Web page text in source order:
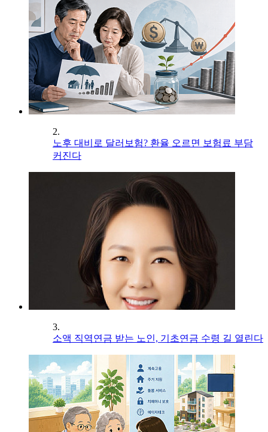
2.
노후 대비로 달러보험? 환율 오르면 보험료 부담
커진다
3.
소액 직역연금 받는 노인, 기초연금 수령 길 열린다